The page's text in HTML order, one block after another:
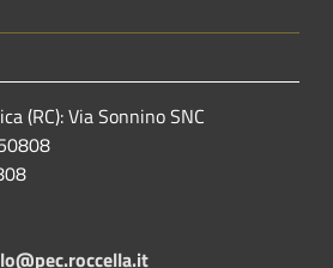
(RC): Via Sonnino SNC